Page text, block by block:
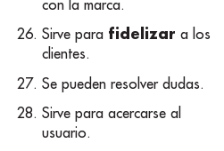
con la marca.
Sirve para fidelizar a los
clientes.
Se pueden resolver dudas.
Sirve para acercarse al
usuario.